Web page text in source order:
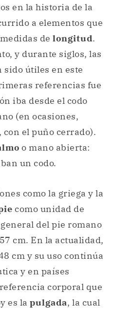
en la historia de la
a elementos que
de longitud.
y durante siglos, las
sido útiles en este
referencias fue
iba desde el codo
(en ocasiones,
el puño cerrado).
o mano abierta:
un codo.
como la griega y la
como unidad de
del pie romano
cm. En la actualidad,
cm y su uso continúa
y en países
corporal que
es la pulgada, la cual